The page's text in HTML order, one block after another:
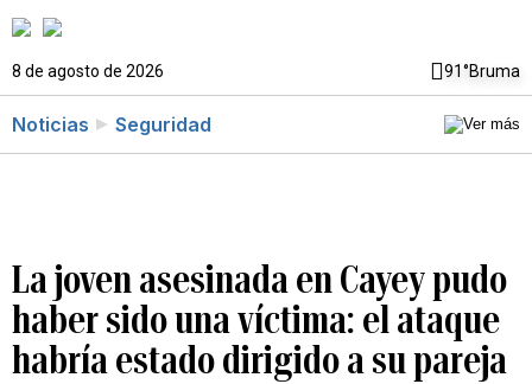
8 de agosto de 2026 91°Bruma
Noticias Seguridad
La joven asesinada en Cayey pudo
haber sido una víctima: el ataque
habría estado dirigido a su pareja